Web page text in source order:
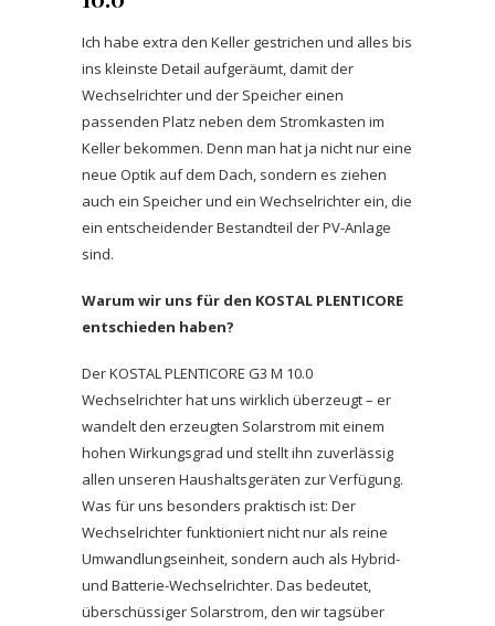
Ich habe extra den Keller gestrichen und alles bis
ins kleinste Detail aufgeräumt, damit der
Wechselrichter und der Speicher einen
passenden Platz neben dem Stromkasten im
Keller bekommen. Denn man hat ja nicht nur eine
neue Optik auf dem Dach, sondern es ziehen
auch ein Speicher und ein Wechselrichter ein, die
ein entscheidender Bestandteil der PV-Anlage
sind.
Warum wir uns für den KOSTAL PLENTICORE
entschieden haben?
Der KOSTAL PLENTICORE G3 M 10.0
Wechselrichter hat uns wirklich überzeugt – er
wandelt den erzeugten Solarstrom mit einem
hohen Wirkungsgrad und stellt ihn zuverlässig
allen unseren Haushaltsgeräten zur Verfügung.
Was für uns besonders praktisch ist: Der
Wechselrichter funktioniert nicht nur als reine
Umwandlungseinheit, sondern auch als Hybrid-
und Batterie-Wechselrichter. Das bedeutet,
überschüssiger Solarstrom, den wir tagsüber